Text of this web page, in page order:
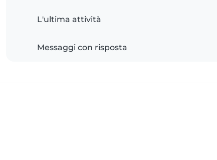
L'ultima attività
Messaggi con risposta